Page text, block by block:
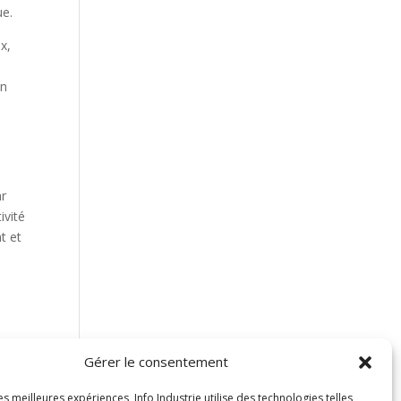
Gérer le consentement
meilleures expériences, Info Industrie utilise des technologies telles
et